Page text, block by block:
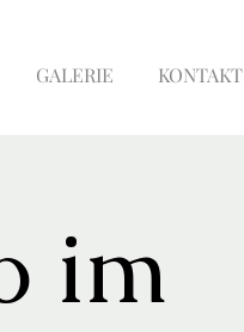
GALERIE KONTAKT
im